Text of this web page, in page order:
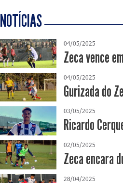
NOTÍCIAS
04/05/2025
Zeca vence
04/05/2025
Gurizada do
03/05/2025
Ricardo
02/05/2025
Zeca encara
28/04/2025